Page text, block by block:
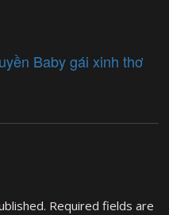
Baby gái xinh thơ
Required fields are